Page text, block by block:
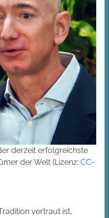
derzeit erfolgreichste
der Welt (Lizenz: CC-
vertraut ist,